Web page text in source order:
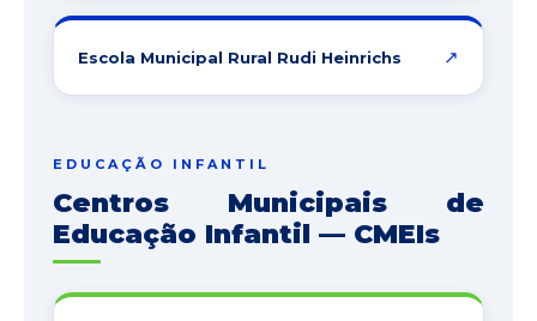
Escola Municipal Rural Rudi Heinrichs ↗
EDUCAÇÃO INFANTIL
Centros Municipais de
Educação Infantil — CMEIs